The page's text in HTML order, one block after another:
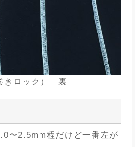
きロック） 裏
〜2.5mm程だけど一番左が